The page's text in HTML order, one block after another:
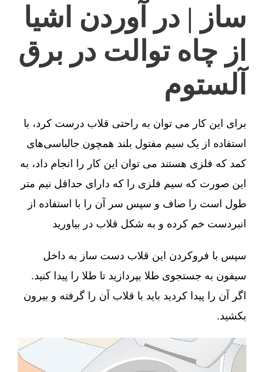
ساز | در آوردن اشیا
از چاه توالت در برق
آلستوم
برای این کار می توان به راحتی قلاب درست کرد، با
استفاده از یک سیم مفتول بلند همچون جالباسی‌های
کمد که فلزی هستند می توان این کار را انجام داد، به
این صورت که سیم فلزی را که دارای حداقل نیم متر
طول است را صاف و سپس سر آن را با استفاده از
انبردست خم کرده و به شکل قلاب در بیاورید
سپس با فروکردن این قلاب دست ساز به داخل
سیفون به جستجوی طلا بپردازید تا طلا را پیدا کنید.
اگر آن را پیدا کردید باید با قلاب آن را گرفته و بیرون
بکشید.